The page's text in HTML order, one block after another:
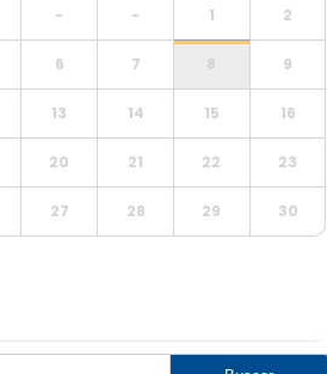
- - 1 2
6 7 8 9
13 14 15 16
20 21 22 23
27 28 29 30